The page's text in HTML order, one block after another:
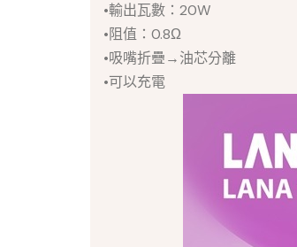
•輸出瓦數：20W
•阻值：0.8Ω
•吸嘴折疊→油芯分離
•可以充電